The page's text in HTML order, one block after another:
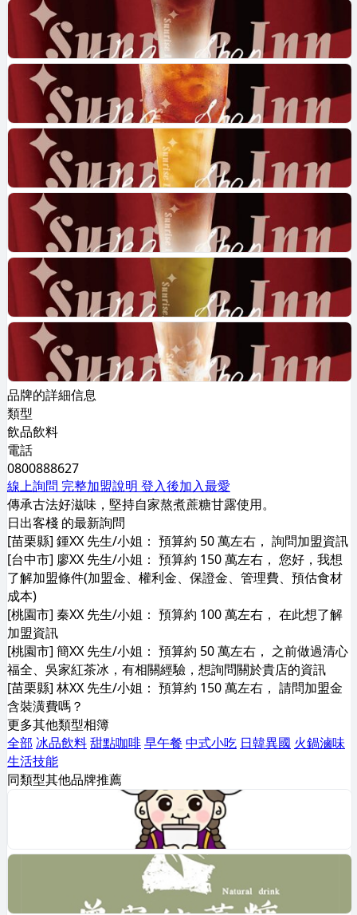
品牌的詳細信息
類型
飲品飲料
電話
0800888627
線上詢問 完整加盟說明 登入後加入最愛
傳承古法好滋味，堅持自家熬煮蔗糖甘露使用。
日出客棧 的最新詢問
[苗栗縣] 鍾XX 先生/小姐： 預算約 50 萬左右， 詢問加盟資訊
[台中市] 廖XX 先生/小姐： 預算約 150 萬左右， 您好，我想
了解加盟條件(加盟金、權利金、保證金、管理費、預估食材
成本)
[桃園市] 秦XX 先生/小姐： 預算約 100 萬左右， 在此想了解
加盟資訊
[桃園市] 簡XX 先生/小姐： 預算約 50 萬左右， 之前做過清心
福全、吳家紅茶冰，有相關經驗，想詢問關於貴店的資訊
[苗栗縣] 林XX 先生/小姐： 預算約 150 萬左右， 請問加盟金
含裝潢費嗎？
更多其他類型相簿
全部 冰品飲料甜點咖啡早午餐 中式小吃 日韓異國 火鍋滷味
生活技能
同類型其他品牌推薦